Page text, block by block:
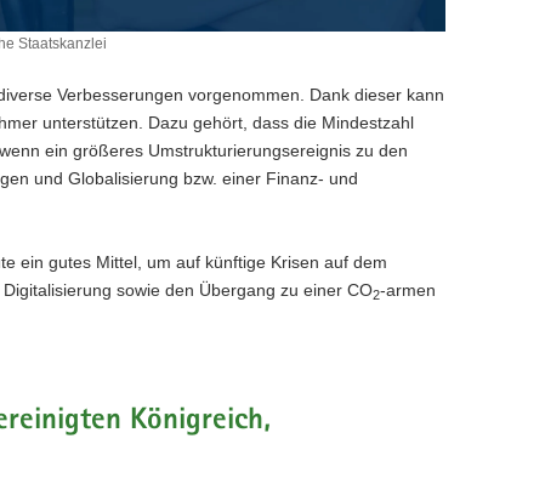
Staatskanzlei
Verbesserungen vorgenommen. Dank dieser kann
unterstützen. Dazu gehört, dass die Mindestzahl
ein größeres Umstrukturierungsereignis zu den
und Globalisierung bzw. einer Finanz- und
ein gutes Mittel, um auf künftige Krisen auf dem
sowie den Übergang zu einer CO2-armen
Königreich,